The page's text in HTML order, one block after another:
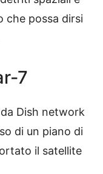
che possa dirsi
7
Dish network
di un piano di
il satellite